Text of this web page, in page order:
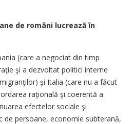
de români lucrează în
(care a negociat din timp
şi a dezvoltat politici interne
şi Italia (care nu a făcut
raţională şi coerentă a
efectelor sociale şi
de persoane, economie subterană,